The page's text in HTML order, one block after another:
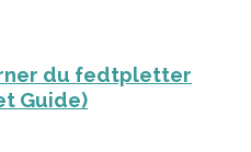
du fedtpletter
Guide)